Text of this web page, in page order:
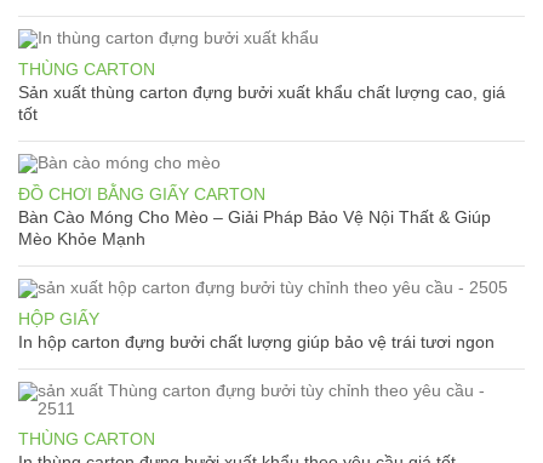
THÙNG CARTON
Sản xuất thùng carton đựng bưởi xuất khẩu chất lượng cao, giá
tốt
ĐỒ CHƠI BẰNG GIẤY CARTON
Bàn Cào Móng Cho Mèo – Giải Pháp Bảo Vệ Nội Thất & Giúp
Mèo Khỏe Mạnh
HỘP GIẤY
In hộp carton đựng bưởi chất lượng giúp bảo vệ trái tươi ngon
THÙNG CARTON